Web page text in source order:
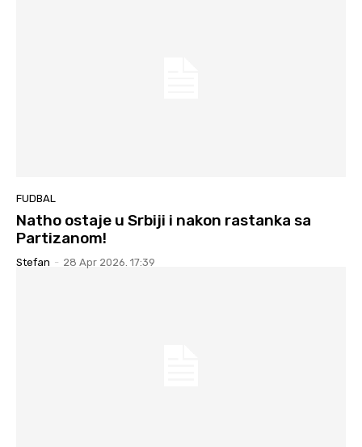
FUDBAL
Natho ostaje u Srbiji i nakon rastanka sa
Partizanom!
Stefan - 28 Apr 2026. 17:39